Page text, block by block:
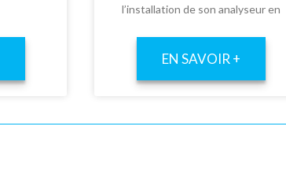
l’installation de son analyseur en
EN SAVOIR +